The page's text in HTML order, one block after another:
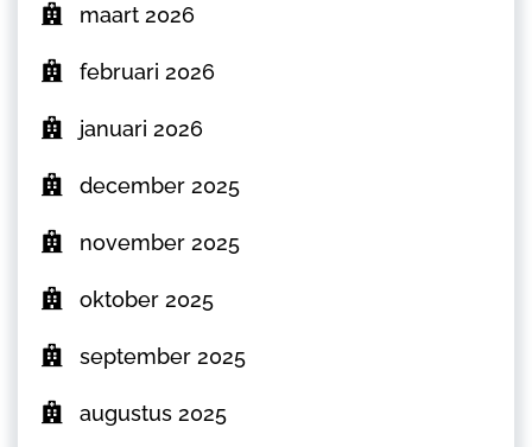
maart 2026
februari 2026
januari 2026
december 2025
november 2025
oktober 2025
september 2025
augustus 2025